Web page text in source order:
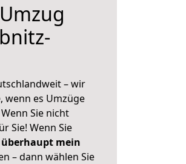
– wir
wenn es Umzüge
Sie nicht
Sie! Wenn Sie
mein
– dann wählen Sie